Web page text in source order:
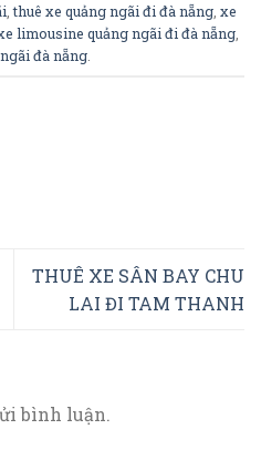
,thuê xe quảng ngãi đi đà nẵng xe
limousine quảng ngãi đi đà nẵng
đà nẵng
THUÊ XE SÂN BAY CHU
LAI ĐI TAM THANH
bình luận.